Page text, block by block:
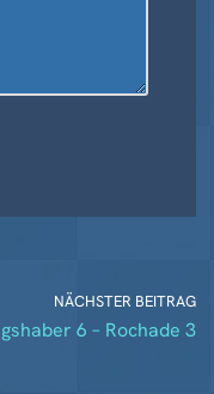
NÄCHSTER BEITRAG
6 – Rochade 3